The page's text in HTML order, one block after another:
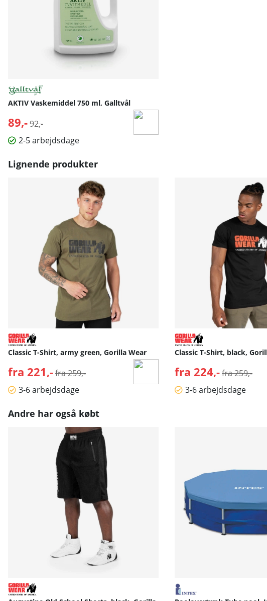
AKTIV Vaskemiddel 750 ml, Galltvål
89,- Normalpris:
92,-
2-5 arbejdsdage
Lignende produkter
Classic T-Shirt, army green, Gorilla Wear
fra 221,-Normalpris:
fra 259,-
3-6 arbejdsdage
Classic T-Shirt, black,
fra 224,-Normalpris:
fra 259,-
3-6 arbejdsdage
Andre har også købt